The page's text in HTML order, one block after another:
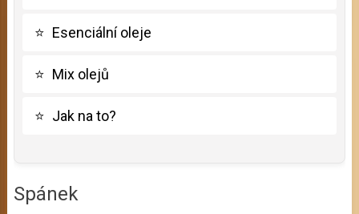
⭐ Esenciální oleje
⭐ Mix olejů
⭐ Jak na to?
Spánek